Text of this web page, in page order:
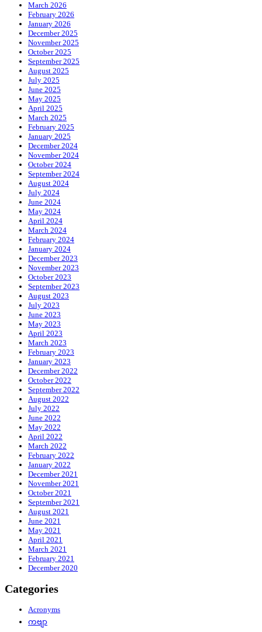
March 2026
February 2026
January 2026
December 2025
November 2025
October 2025
September 2025
August 2025
July 2025
June 2025
May 2025
April 2025
March 2025
February 2025
January 2025
December 2024
November 2024
October 2024
September 2024
August 2024
July 2024
June 2024
May 2024
April 2024
March 2024
February 2024
January 2024
December 2023
November 2023
October 2023
September 2023
August 2023
July 2023
June 2023
May 2023
April 2023
March 2023
February 2023
January 2023
December 2022
October 2022
September 2022
August 2022
July 2022
June 2022
May 2022
April 2022
March 2022
February 2022
January 2022
December 2021
November 2021
October 2021
September 2021
August 2021
June 2021
May 2021
April 2021
March 2021
February 2021
December 2020
Categories
Acronyms
ကဗျာ